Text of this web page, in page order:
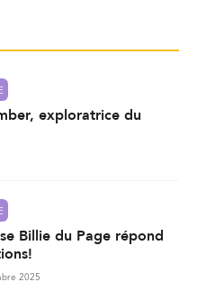
exploratrice du
Billie du Page répond
2025